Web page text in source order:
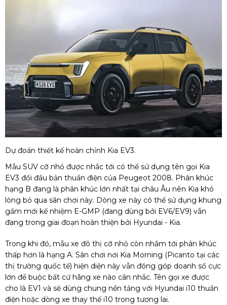
Dự đoán thiết kế hoàn chỉnh Kia EV3.
Mẫu SUV cỡ nhỏ được nhắc tới có thể sử dụng tên gọi Kia
EV3 đối đầu bản thuần điện của Peugeot 2008. Phân khúc
hạng B đang là phân khúc lớn nhất tại châu Âu nên Kia khó
lòng bỏ qua sân chơi này. Dòng xe này có thể sử dụng khung
gầm mới kế nhiệm E-GMP (đang dùng bởi EV6/EV9) vẫn
đang trong giai đoạn hoàn thiện bởi Hyundai - Kia.
Trong khi đó, mẫu xe đô thị cỡ nhỏ còn nhắm tới phân khúc
thấp hơn là hạng A. Sân chơi nơi Kia Morning (Picanto tại các
thị trường quốc tế) hiện diện này vẫn đóng góp doanh số cực
lớn để buộc bất cứ hãng xe nào cân nhắc. Tên gọi xe được
cho là EV1 và sẽ dùng chung nền tảng với Hyundai i10 thuần
điện hoặc dòng xe thay thế i10 trong tương lai.